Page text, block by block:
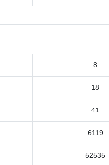
8
18
41
6119
52535